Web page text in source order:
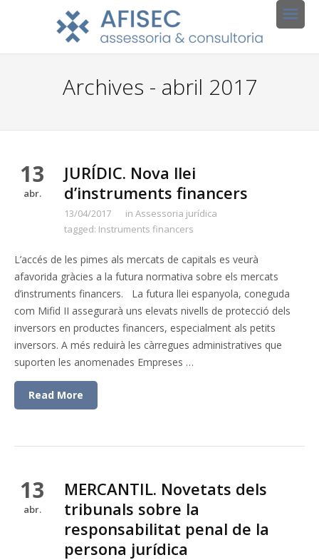
Archives - abril 2017
13
abr.
JURÍDIC. Nova llei
d’instruments financers
13/04/2017 in Assessoria jurídica
tagged: Instruments financers
L’accés de les pimes als mercats de capitals es veurà
afavorida gràcies a la futura normativa sobre els mercats
d’instruments financers. La futura llei espanyola, coneguda
com Mifid II assegurarà uns elevats nivells de protecció dels
inversors en productes financers, especialment als petits
inversors. A més reduirà les càrregues administratives que
suporten les anomenades Empreses …
Read More
13
abr.
MERCANTIL. Novetats dels
tribunals sobre la
responsabilitat penal de la
persona jurídica